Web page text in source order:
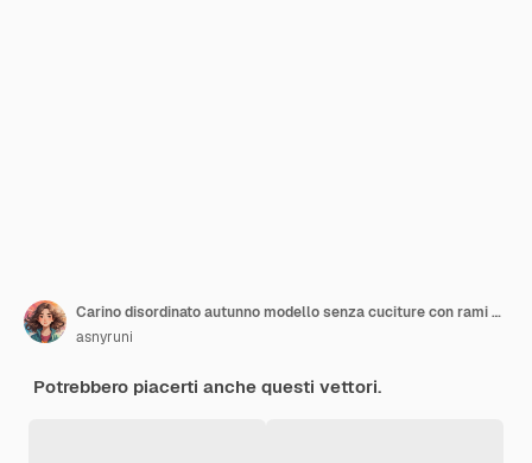
Carino disordinato autunno modello senza cuciture con rami e foglie zucche e bacche
asnyruni
Potrebbero piacerti anche questi vettori.